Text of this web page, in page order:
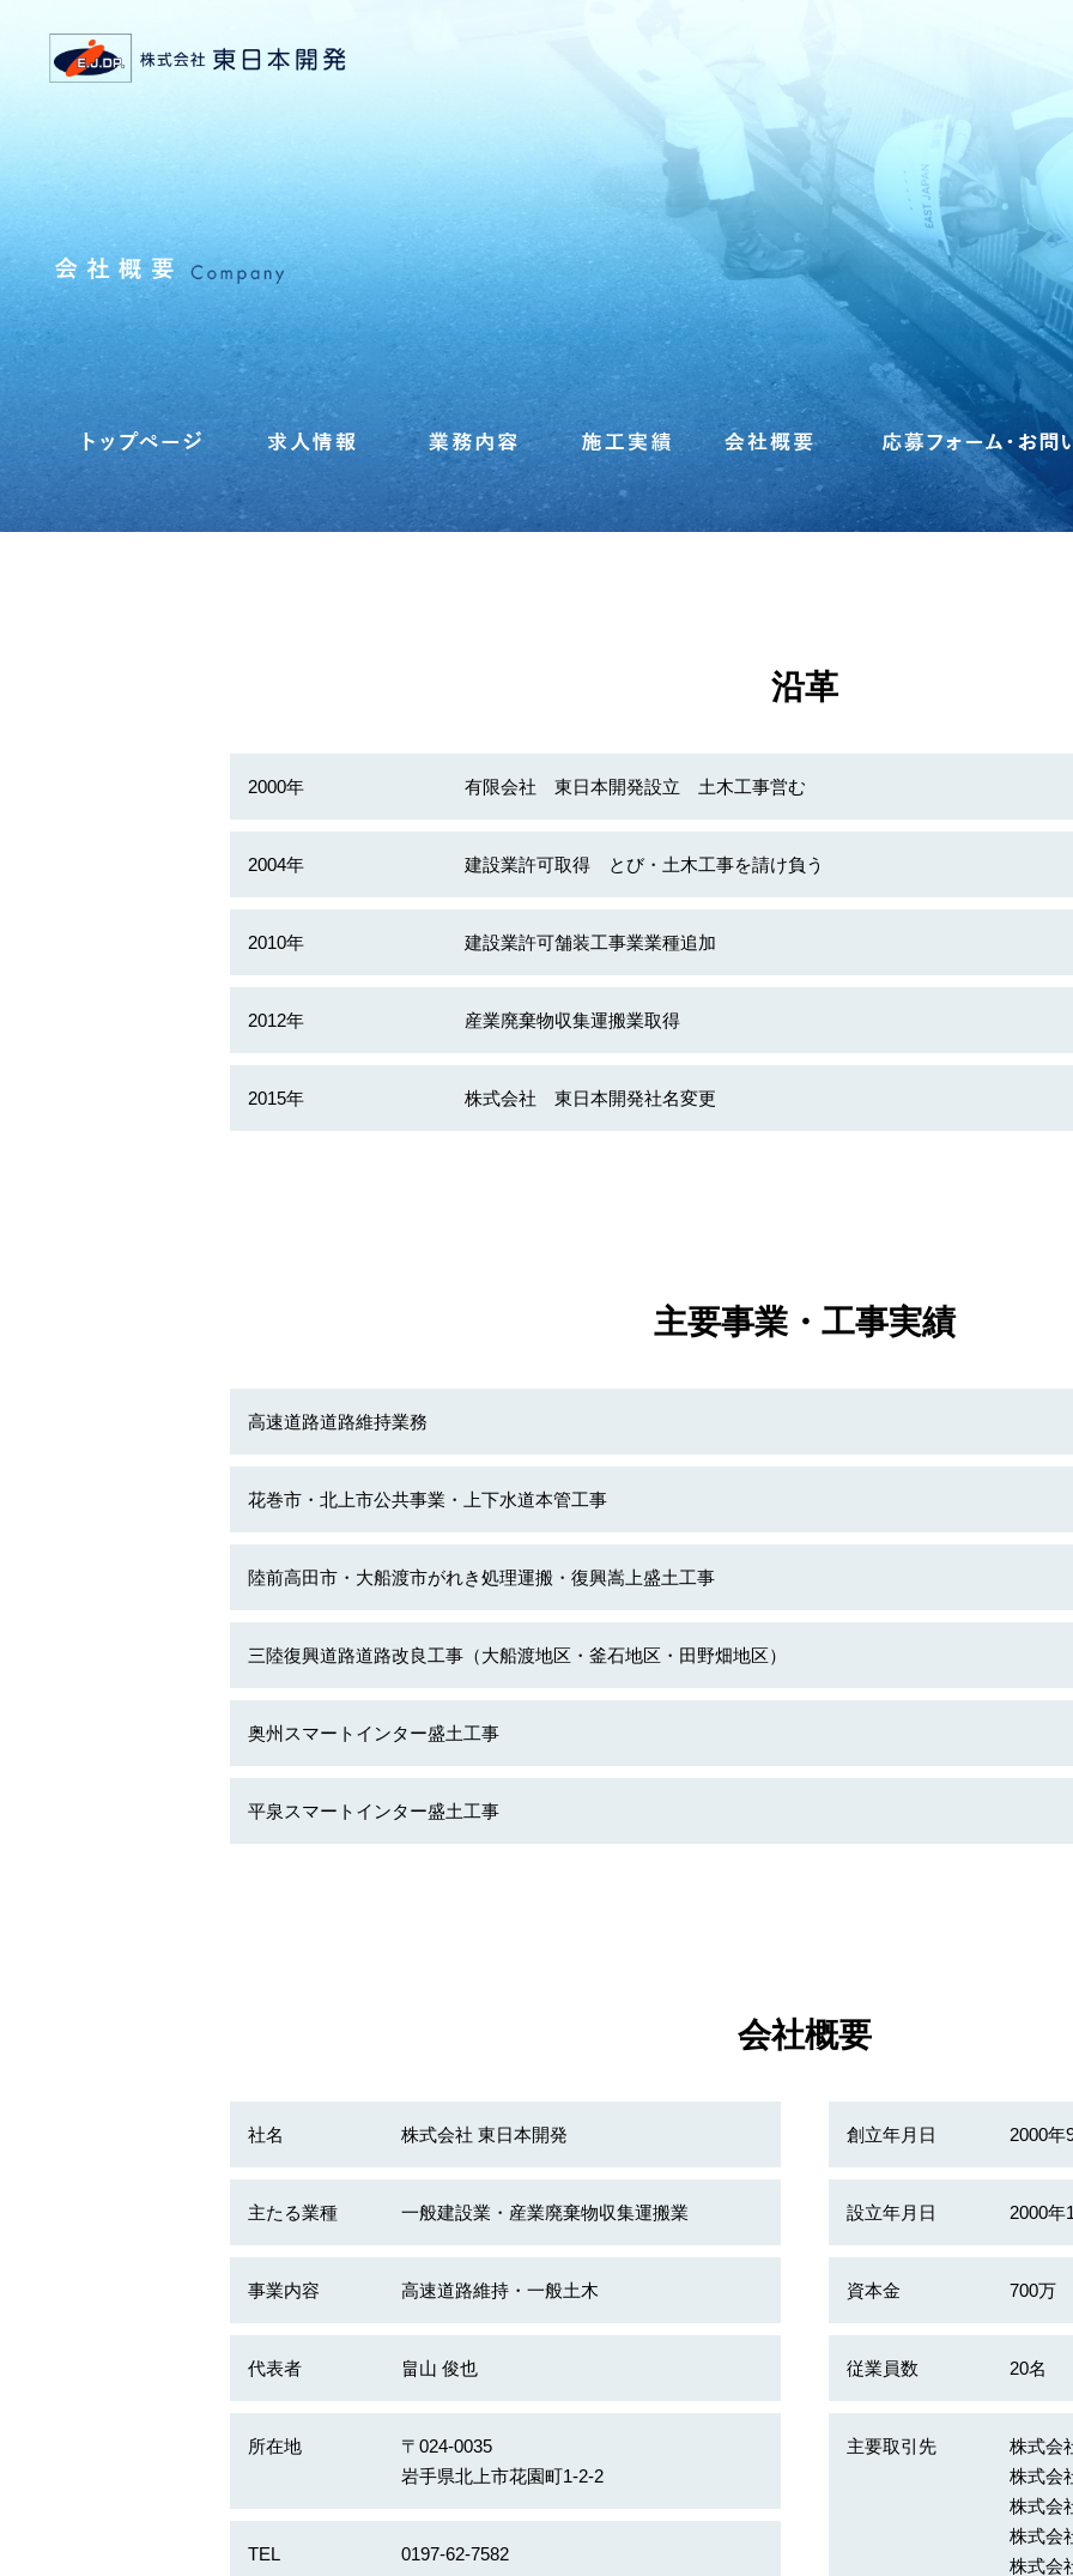
沿革
2000年 有限会社 東日本開発設立 土木工事営む
2004年 建設業許可取得 とび・土木工事を請け負う
2010年 建設業許可舗装工事業業種追加
2012年 産業廃棄物収集運搬業取得
2015年 株式会社 東日本開発社名変更
主要事業・工事実績
高速道路道路維持業務
花巻市・北上市公共事業・上下水道本管工事
陸前高田市・大船渡市がれき処理運搬・復興嵩上盛土工事
三陸復興道路道路改良工事（大船渡地区・釜石地区・田野畑地区）
奥州スマートインター盛土工事
平泉スマートインター盛土工事
会社概要
社名 株式会社 東日本開発
主たる業種 一般建設業・産業廃棄物収集運搬業
事業内容 高速道路維持・一般土木
代表者 畠山 俊也
所在地
〒024-0035
岩手県北上市花園町1-2-2
TEL 0197-62-7582
創立年月日 2000年
設立年月日 2000年
資本金 700万
従業員数 20名
主要取引先
株式会
株式会
株式会
株式会
株式会